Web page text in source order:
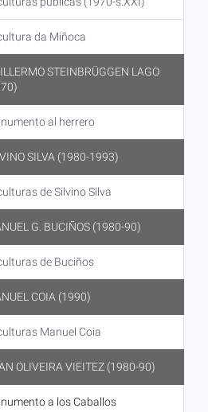
da Miñoca
STEINBRÜGGEN LAGO
al herrero
SILVA (1980-1993)
de Silvino Silva
G. BUCIÑOS (1980-90)
de Buciños
COIA (1990)
Manuel Coia
OLIVEIRA VIEITEZ (1980-90)
a los Caballos